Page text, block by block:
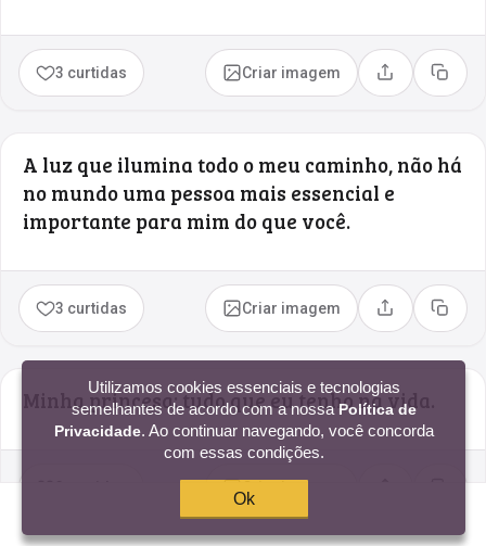
3 curtidas Criar imagem Compartilhar
Copiar
A luz que ilumina todo o meu caminho, não há
no mundo uma pessoa mais essencial e
importante para mim do que você.
3 curtidas Criar imagem Compartilhar
Copiar
Minha princesa: tudo que eu tenho na vida.
Utilizamos cookies essenciais e tecnologias
semelhantes de acordo com a nossa Política de
Privacidade. Ao continuar navegando, você concorda
com essas condições.
Ok